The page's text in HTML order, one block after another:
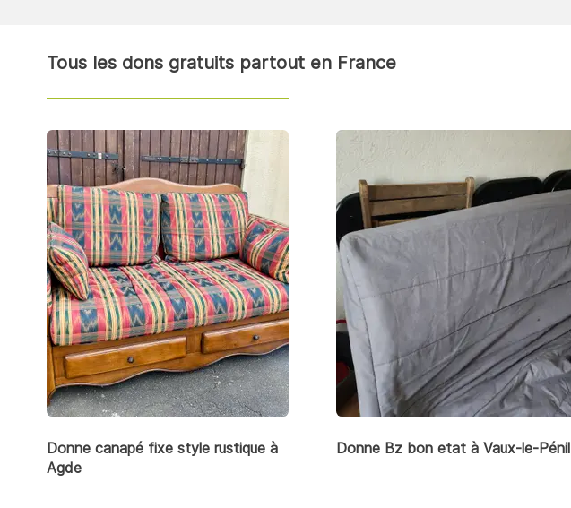
Tous les dons gratuits partout en France
Donne canapé fixe style rustique à
Agde
Donne Bz bon etat à Vaux-le-Pénil